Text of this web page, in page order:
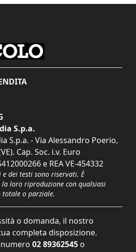
S.p.a.
S.p.a. - Via Alessandro Poerio,
Cap. Soc. i.v. Euro
e REA VE-454332
dei testi sono riservati. È
la loro riproduzione con qualsiasi
totale o parziale.
o domanda, il nostro
completa disposizione.
02 89362545 o